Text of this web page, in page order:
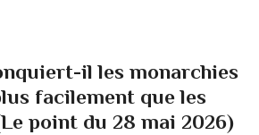
il les monarchies
facilement que les
point du 28 mai 2026)